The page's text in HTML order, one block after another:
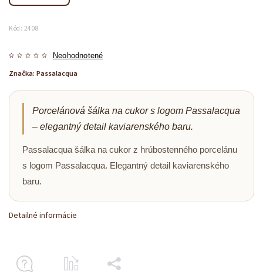
Kód: 2408
Neohodnotené
Značka: Passalacqua
Porcelánová šálka na cukor s logom Passalacqua
– elegantný detail kaviarenského baru.
Passalacqua šálka na cukor z hrúbostenného porcelánu
s logom Passalacqua. Elegantný detail kaviarenského
baru.
Detailné informácie